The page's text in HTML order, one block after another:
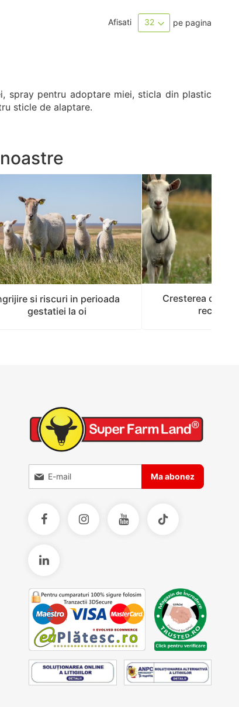
Afisati pe pagina
spray pentru adoptare miei, sticla din plastic
sticle de alaptare.
si riscuri in perioada
gestatiei la oi
Cresterea
Inscrieti-va la Buletinele noastre informative
Ma abonez